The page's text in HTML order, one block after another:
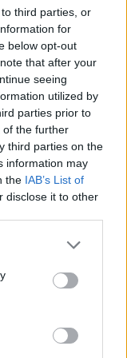
third parties, or
for
below opt-out
that after your
seeing
utilized by
parties prior to
of the further
third parties on the
information may
the IAB’s List of
disclose it to other
για
για τα
Τι
teaming σε
AI use».
δρόμος για
χρόνο και αξία»,
NIST AI RMF και η
42001, και τελικά
Αυτό συνεπάγεται
διαχείριση κινδύνων,
ευθύνες, μετρήσεις
συνεχούς
των διαδικασιών
ανθεκτικότητας
οργανισμούς.
των
από την πρώτη μέρα
αλλά και